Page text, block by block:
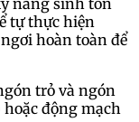
năng sinh tồn
tự thực hiện
hoàn toàn để
trỏ và ngón
hoặc động mạch